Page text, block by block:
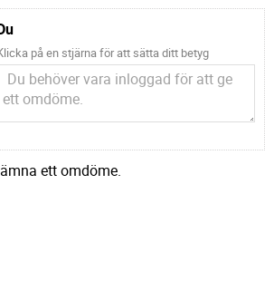
på en stjärna för att sätta ditt betyg
ett omdöme.